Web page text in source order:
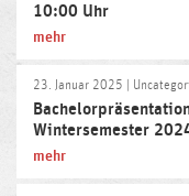
10:00 Uhr
mehr
23. Januar 2025 |
Wintersemester
mehr